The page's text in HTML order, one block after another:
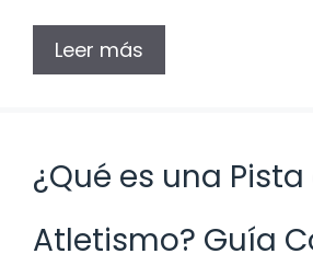
Leer más
¿Qué es una
Atletismo? Guía